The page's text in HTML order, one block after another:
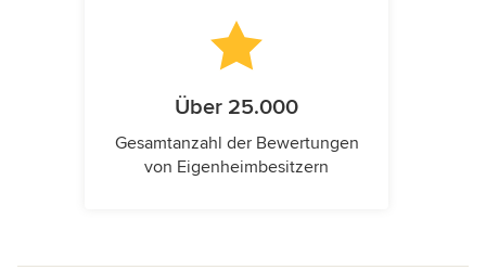
Über 25.000
Gesamtanzahl der Bewertungen
von Eigenheimbesitzern